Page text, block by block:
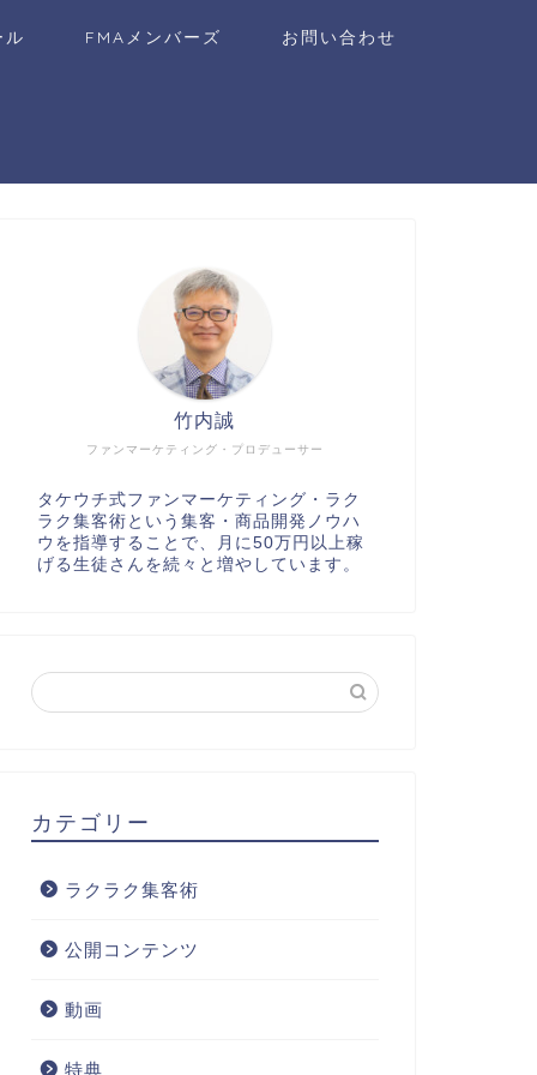
ル FMAメンバーズ お問い合わせ
ファンマーケティング・プロデューサー
竹内誠
タケウチ式ファンマーケティング・ラク
ラク集客術という集客・商品開発ノウハ
ウを指導することで、月に50万円以上稼
げる生徒さんを続々と増やしています。
カテゴリー
ラクラク集客術
公開コンテンツ
動画
特典